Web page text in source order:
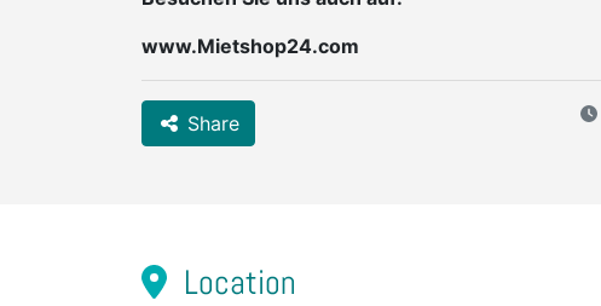
www.Mietshop24.com
Share
Location